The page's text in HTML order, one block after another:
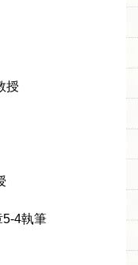
授
5-4執筆